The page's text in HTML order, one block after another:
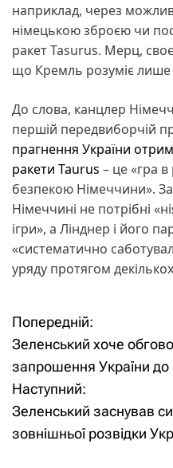
наприклад, через
німецькою зброєю чи
ракет Tasurus. Мерц,
що Кремль розуміє лише
До слова, канцлер
першій передвиборчій
прагнення України
ракети Taurus – це «гра в
безпекою Німеччини».
Німеччині не потрібні
ігри», а Лінднер і його
«систематично
уряду протягом
Н
а
в
і
Попередній:
Зеленський хоче
запрошення України
Наступний:
Зеленський заснував
зовнішньої розвідки